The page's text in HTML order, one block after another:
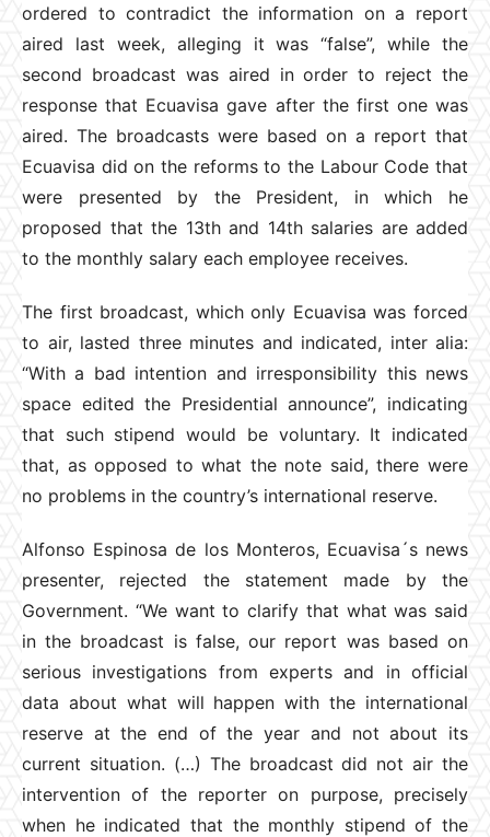
ordered to contradict the information on a report
aired last week, alleging it was “false”, while the
second broadcast was aired in order to reject the
response that Ecuavisa gave after the first one was
aired. The broadcasts were based on a report that
Ecuavisa did on the reforms to the Labour Code that
were presented by the President, in which he
proposed that the 13th and 14th salaries are added
to the monthly salary each employee receives.
The first broadcast, which only Ecuavisa was forced
to air, lasted three minutes and indicated, inter alia:
“With a bad intention and irresponsibility this news
space edited the Presidential announce”, indicating
that such stipend would be voluntary. It indicated
that, as opposed to what the note said, there were
no problems in the country’s international reserve.
Alfonso Espinosa de los Monteros, Ecuavisa´s news
presenter, rejected the statement made by the
Government. “We want to clarify that what was said
in the broadcast is false, our report was based on
serious investigations from experts and in official
data about what will happen with the international
reserve at the end of the year and not about its
current situation. (…) The broadcast did not air the
intervention of the reporter on purpose, precisely
when he indicated that the monthly stipend of the